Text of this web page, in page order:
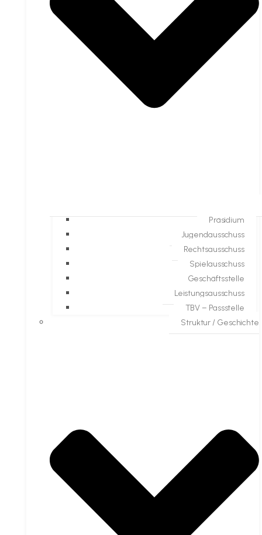
Präsidium
Jugendausschuss
Rechtsausschuss
Spielausschuss
Geschäftsstelle
Leistungsausschuss
TBV – Passstelle
Struktur / Geschichte